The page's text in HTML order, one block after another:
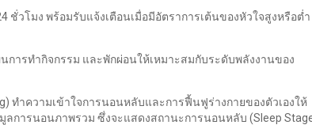
ชั่วโมง พร้อมรับแจ้งเตือนเมื่อมีอัตราการเต้นของหัวใจสูงหรือต่ำ
การทำกิจกรรม และพักผ่อนให้เหมาะสมกับระดับพลังงานของ
ทำความเข้าใจการนอนหลับและการฟื้นฟูร่างกายของตัวเองให้
ารนอนภาพรวม ซึ่งจะแสดงสถานะการนอนหลับ (Sleep